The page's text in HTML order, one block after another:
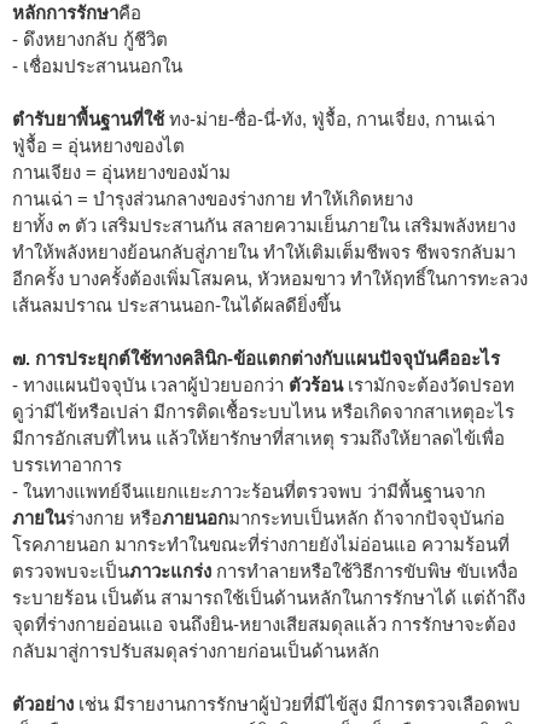
หลักการรักษาคือ
- ดึงหยางกลับ กู้ชีวิต
- เชื่อมประสานนอกใน
ตำรับยาพื้นฐานที่ใช้ทง-ม่าย-ซื่อ-นี่-ทัง, ฟู่จื้อ, กานเจี่ยง, กานเฉ่า
ฟู่จื้อ = อุ่นหยางของไต
กานเจียง = อุ่นหยางของม้าม
กานเฉ่า = บำรุงส่วนกลางของร่างกาย ทำให้เกิดหยาง
ยาทั้ง ๓ ตัว เสริมประสานกัน สลายความเย็นภายใน เสริมพลังหยาง
ทำให้พลังหยางย้อนกลับสู่ภายใน ทำให้เติมเต็มชีพจร ชีพจรกลับมา
อีกครั้ง บางครั้งต้องเพิ่มโสมคน, หัวหอมขาว ทำให้ฤทธิ์ในการทะลวง
เส้นลมปราณ ประสานนอก-ในได้ผลดียิ่งขึ้น
๗. การประยุกต์ใช้ทางคลินิก-ข้อแตกต่างกับแผนปัจจุบันคืออะไร
- ทางแผนปัจจุบัน เวลาผู้ป่วยบอกว่า ตัวร้อนเรามักจะต้องวัดปรอท
ดูว่ามีไข้หรือเปล่า มีการติดเชื้อระบบไหน หรือเกิดจากสาเหตุอะไร
มีการอักเสบที่ไหน แล้วให้ยารักษาที่สาเหตุ รวมถึงให้ยาลดไข้เพื่อ
บรรเทาอาการ
- ในทางแพทย์จีนแยกแยะภาวะร้อนที่ตรวจพบ ว่ามีพื้นฐานจาก
ภายในร่างกาย หรือภายนอกมากระทบเป็นหลัก ถ้าจากปัจจุบันก่อ
โรคภายนอก มากระทำในขณะที่ร่างกายยังไม่อ่อนแอ ความร้อนที่
ตรวจพบจะเป็นภาวะแกร่ง การทำลายหรือใช้วิธีการขับพิษ ขับเหงื่อ
ระบายร้อน เป็นต้น สามารถใช้เป็นด้านหลักในการรักษาได้ แต่ถ้าถึง
จุดที่ร่างกายอ่อนแอ จนถึงยิน-หยางเสียสมดุลแล้ว การรักษาจะต้อง
กลับมาสู่การปรับสมดุลร่างกายก่อนเป็นด้านหลัก
ตัวอย่าง เช่น มีรายงานการรักษาผู้ป่วยที่มีไข้สูง มีการตรวจเลือดพบ